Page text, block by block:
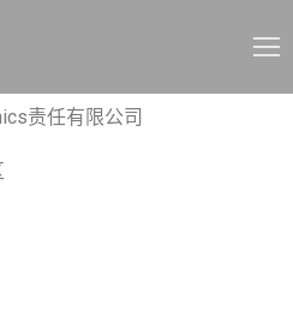
(第2期钢筋混泥土投包)
责任有限公司